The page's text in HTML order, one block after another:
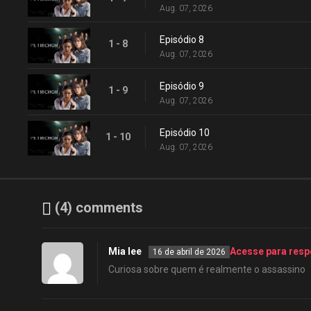
Aug. 07, 2026
1 - 8 Episódio 8
Aug. 07, 2026
1 - 9 Episódio 9
Aug. 07, 2026
1 - 10 Episódio 10
Aug. 07, 2026
(4) comments
Mia lee 16 de abril de 2026 Acesse para
Curiosa sobre quem é realmente o assassino